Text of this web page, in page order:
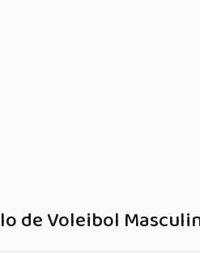
de Voleibol